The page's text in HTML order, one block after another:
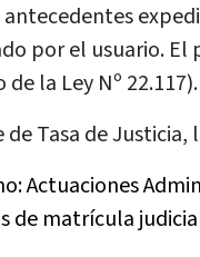
por el usuario.
la Ley Nº 22.117).
Tasa de Justicia,
Actuaciones
de matrícula